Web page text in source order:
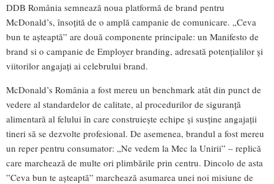
DDB România semnează noua platformă de brand pentru
McDonald’s, însoțită de o amplă campanie de comunicare. „Ceva
bun te așteaptă” are două componente principale: un Manifesto de
brand si o campanie de Employer branding, adresată potențialilor și
viitorilor angajați ai celebrului brand.
McDonald’s România a fost mereu un benchmark atât din punct de
vedere al standardelor de calitate, al procedurilor de siguranță
alimentară al felului în care construiește echipe și susține angajații
tineri să se dezvolte profesional. De asemenea, brandul a fost mereu
un reper pentru consumator: „Ne vedem la Mec la Unirii” – replică
care marchează de multe ori plimbările prin centru. Dincolo de asta
”Ceva bun te așteaptă” marchează asumarea unei noi misiune de